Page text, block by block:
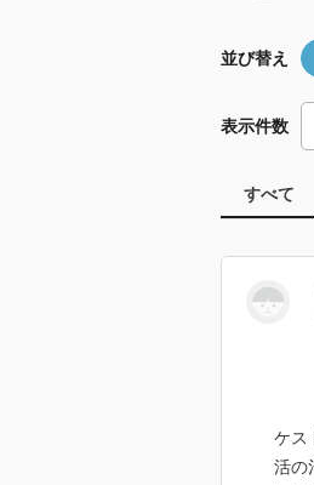
並び替え
表示件数
すべて
ケス
活の